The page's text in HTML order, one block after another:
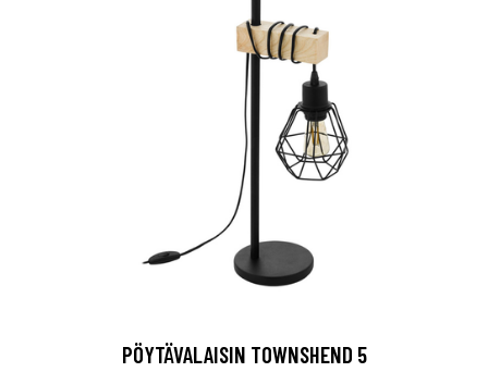
PÖYTÄVALAISIN TOWNSHEND 5